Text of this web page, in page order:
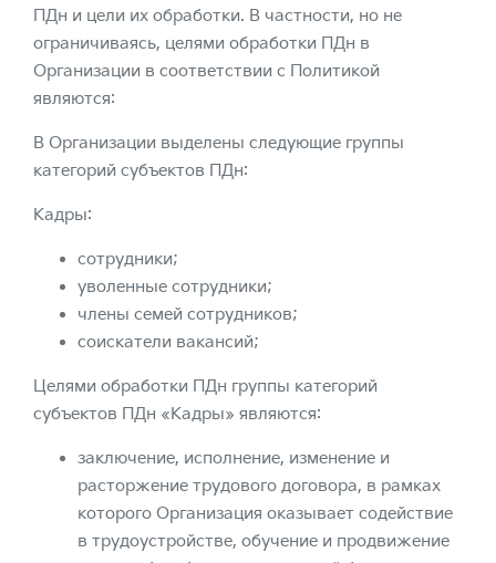
ПДн и цели их обработки. В частности, но не
ограничиваясь, целями обработки ПДн в
Организации в соответствии с Политикой
являются:
В Организации выделены следующие группы
категорий субъектов ПДн:
Кадры:
сотрудники;
уволенные сотрудники;
члены семей сотрудников;
соискатели вакансий;
Целями обработки ПДн группы категорий
субъектов ПДн «Кадры» являются:
заключение, исполнение, изменение и
расторжение трудового договора, в рамках
которого Организация оказывает содействие
в трудоустройстве, обучение и продвижение